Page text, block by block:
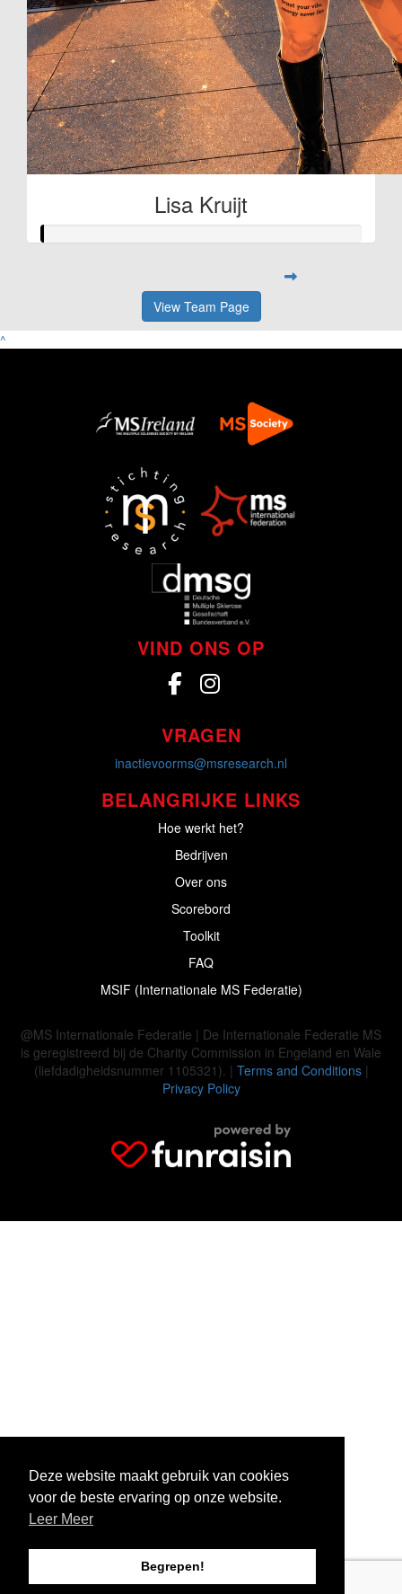
Deze website maakt gebruik van cookies
voor de beste ervaring op onze website.
Begrepen!
Lisa Kruijt
View Team Page
^
VIND ONS OP
VRAGEN
inactievoorms@msresearch.nl
BELANGRIJKE LINKS
Hoe werkt het?
Bedrijven
Over ons
Scorebord
Toolkit
FAQ
MSIF (Internationale MS Federatie)
@MS Internationale Federatie | De Internationale Federatie MS
is geregistreerd bij de Charity Commission in Engeland en Wale
(liefdadigheidsnummer 1105321). | Terms and Conditions|
Privacy Policy